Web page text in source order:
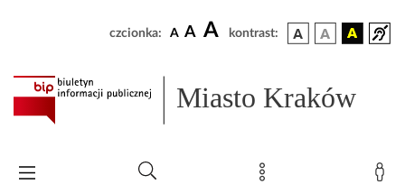
czcionka: A A A kontrast:
Miasto Kraków